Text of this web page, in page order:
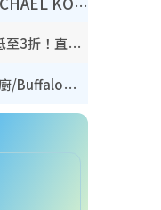
開倉優惠｜銅鑼灣MICHAEL KORS開倉低至17折！直擊$500起買手袋/銀包/鞋款 必買經典Jet Set系列
開倉優惠｜馬拉松開倉低至3折！直擊$99起買adidas／New Balance／Puma鞋款 STANLEY保溫杯劈價至$119起
廚具優惠｜普樂氏/意美廚/Buffalo廚具低至3折！$89起買煎鍋／炒鑊／個人鍋 同場小家電激減至$99起